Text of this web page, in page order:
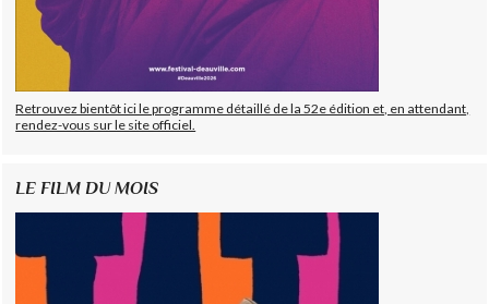
Retrouvez bientôt ici le programme détaillé de la 52e édition et, en attendant,
rendez-vous sur le site officiel.
LE FILM DU MOIS